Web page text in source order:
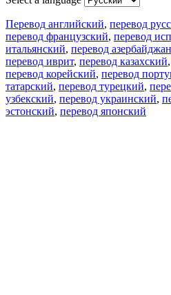
Перевод английский, перевод
перевод французский, перевод
итальянский, перевод
перевод иврит, перевод казахский,
перевод корейский, перевод
татарский, перевод турецкий,
узбекский, перевод украинский,
эстонский, перевод японский